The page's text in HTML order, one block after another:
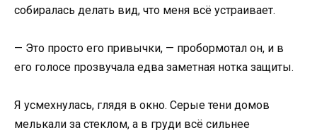
собиралась делать вид, что меня всё устраивает.
— Это просто его привычки, — пробормотал он, и в
его голосе прозвучала едва заметная нотка защиты.
Я усмехнулась, глядя в окно. Серые тени домов
мелькали за стеклом, а в груди всё сильнее